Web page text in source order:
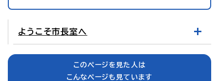
ようこそ市長室へ
このページを見た人は
こんなページも見ています